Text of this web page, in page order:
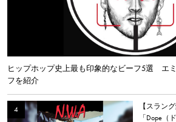
ヒップホップ史上最も印象的なビーフ5選 エ
フを紹介
【スラン
「Dope（